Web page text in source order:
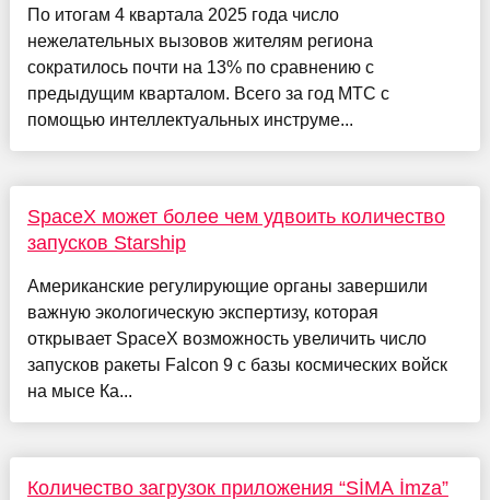
По итогам 4 квартала 2025 года число
нежелательных вызовов жителям региона
сократилось почти на 13% по сравнению с
предыдущим кварталом. Всего за год МТС с
помощью интеллектуальных инструме...
SpaceX может более чем удвоить количество
запусков Starship
Американские регулирующие органы завершили
важную экологическую экспертизу, которая
открывает SpaceX возможность увеличить число
запусков ракеты Falcon 9 с базы космических войск
на мысе Ка...
Количество загрузок приложения “SİMA İmza”